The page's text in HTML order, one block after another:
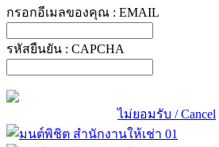
กรอกอีเมลของคุณ : EMAIL
รหัสยืนยัน : CAPCHA
ไม่ยอมรับ / Cancel